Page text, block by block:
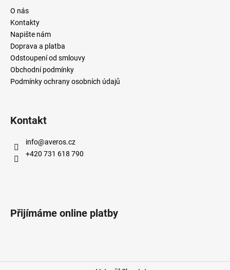
O nás
Kontakty
Napište nám
Doprava a platba
Odstoupení od smlouvy
Obchodní podmínky
Podmínky ochrany osobních údajů
Kontakt
info@averos.cz
+420 731 618 790
Přijímáme online platby